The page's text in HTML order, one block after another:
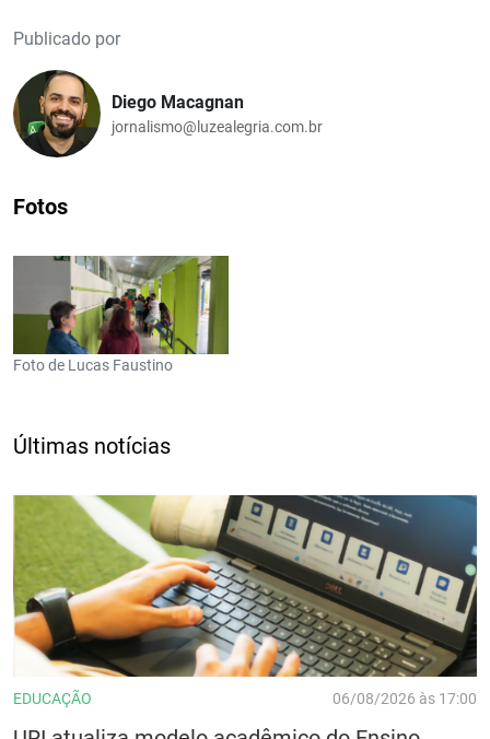
Publicado por
Diego Macagnan
jornalismo@luzealegria.com.br
Fotos
Foto de Lucas Faustino
Últimas notícias
EDUCAÇÃO 06/08/2026 às 17:00